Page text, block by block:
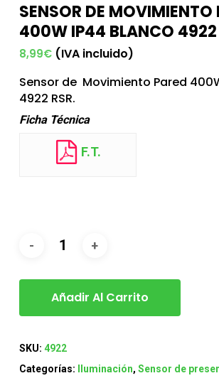
SENSOR DE MOVIMIENTO
400W IP44 BLANCO 4922
8,99€ (IVA incluido)
Sensor de Movimiento Pared
4922 RSR.
Ficha Técnica
F.T.
Añadir Al Carrito
SKU: 4922
Categorías:
Iluminación, Sensor de